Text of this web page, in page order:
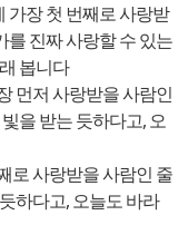
가장 첫 번째로 사랑받
를 진짜 사랑할 수 있는
봅니다
먼저 사랑받을 사람인
을 받는 듯하다고, 오
로 사랑받을 사람인 줄
하다고, 오늘도 바라